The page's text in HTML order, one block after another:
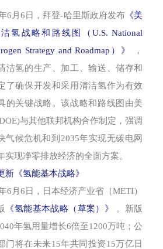
6月6日，拜登-哈里斯政府发布 《美
氢战略和路线图（U.S. National
Strategy and Roadmap）》
，
洁氢的生产、加工、输送、储存和
了确保开发和采用清洁氢作为有效
的关键战略。该战略和路线图由美
与其他联邦机构合作制定，强调
气候危机和到2035年实现无碳电网
实现净零排放经济的全面方案。
新《氢能基本战略》
6月6日，日本经济产业省（METI）
《氢能基本战略（草案）》
。新版
年氢用量增长6倍至1200万吨；公
门将在未来15年共同投资15万亿日